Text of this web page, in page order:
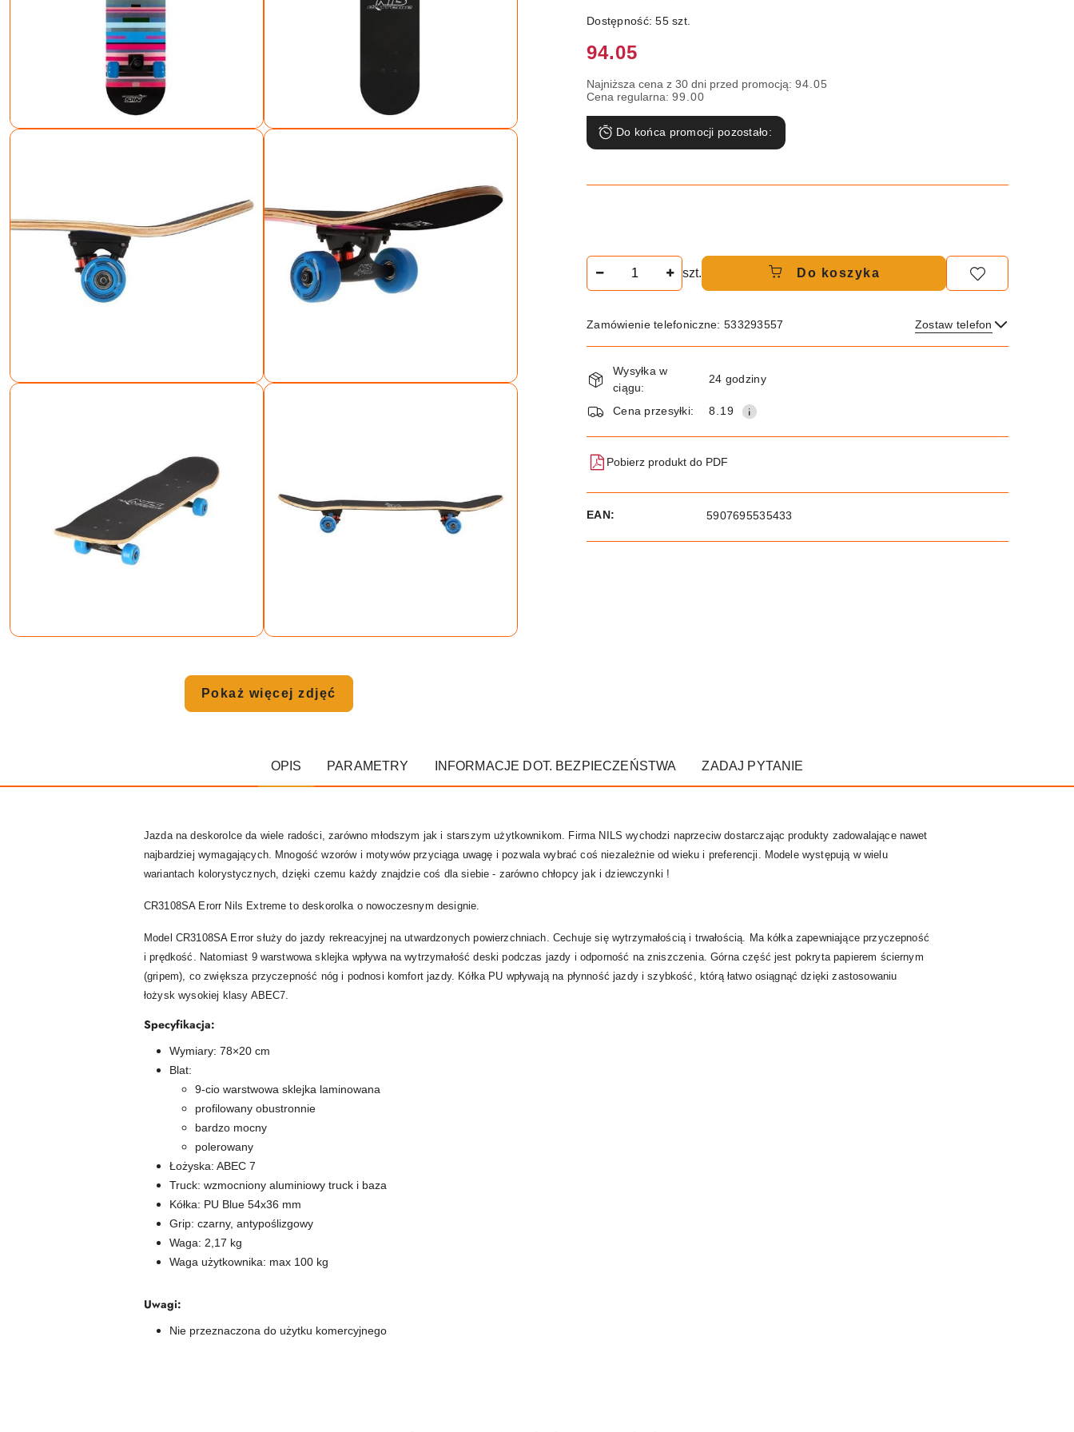
Pokaż więcej zdjęć
Dostępność:55szt.
Cena:
94.05
Najniższa cena z 30 dni przed promocją: 94.05
Cena regularna: 99.00
Do końca promocji pozostało:
szt. Do koszyka
Zamówienie telefoniczne: 533293557 Zostaw telefon
Wyślij
Dostępność
i
dostawa
Wysyłka w
ciągu:
24 godziny
Cena przesyłki: 8.19
Pobierz produkt do PDF
EAN: 5907695535433
OPIS PARAMETRY INFORMACJE DOT. BEZPIECZEŃSTWA ZADAJ PYTANIE
Jazda na deskorolce da wiele radości, zarówno młodszym jak i starszym użytkownikom. Firma NILS wychodzi naprzeciw dostarczając produkty zadowalające nawet
najbardziej wymagających. Mnogość wzorów i motywów przyciąga uwagę i pozwala wybrać coś niezależnie od wieku i preferencji. Modele występują w wielu
wariantach kolorystycznych, dzięki czemu każdy znajdzie coś dla siebie - zarówno chłopcy jak i dziewczynki !
CR3108SA Erorr Nils Extreme to deskorolka o nowoczesnym designie.
Model CR3108SA Error służy do jazdy rekreacyjnej na utwardzonych powierzchniach. Cechuje się wytrzymałością i trwałością. Ma kółka zapewniające przyczepność
i prędkość. Natomiast 9 warstwowa sklejka wpływa na wytrzymałość deski podczas jazdy i odporność na zniszczenia. Górna część jest pokryta papierem ściernym
(gripem), co zwiększa przyczepność nóg i podnosi komfort jazdy. Kółka PU wpływają na płynność jazdy i szybkość, którą łatwo osiągnąć dzięki zastosowaniu
łożysk wysokiej klasy ABEC7.
Specyfikacja:
Wymiary: 78×20 cm
Blat:
9-cio warstwowa sklejka laminowana
profilowany obustronnie
bardzo mocny
polerowany
Łożyska: ABEC 7
Truck: wzmocniony aluminiowy truck i baza
Kółka: PU Blue 54x36 mm
Grip: czarny, antypoślizgowy
Waga: 2,17 kg
Waga użytkownika: max 100 kg
Uwagi:
Nie przeznaczona do użytku komercyjnego